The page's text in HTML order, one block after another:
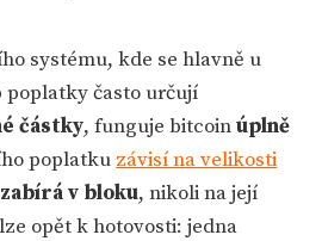
systému, kde se hlavně u
často určují
částky, funguje bitcoinúplně
poplatku závisí na velikosti
v bloku, nikoli na její
opět k hotovosti: jedna